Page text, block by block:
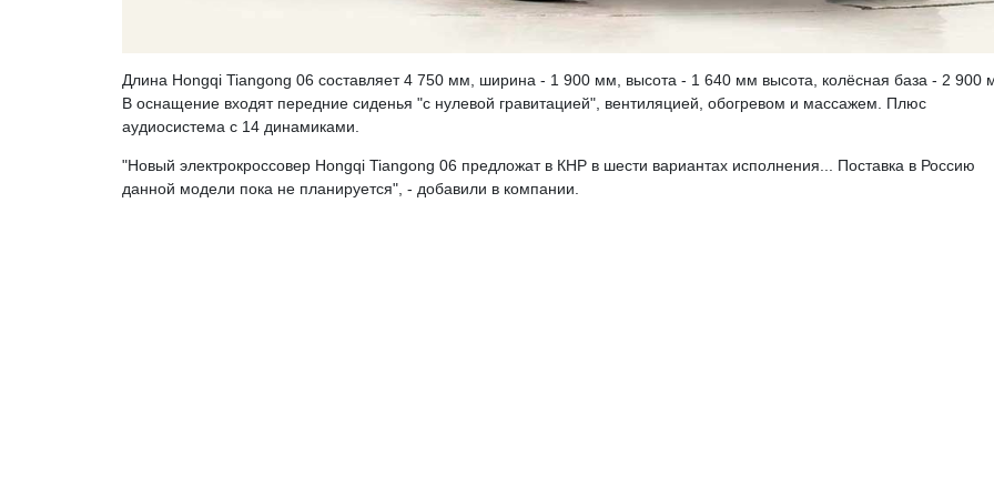
Длина Hongqi Tiangong 06 составляет 4 750 мм, ширина - 1 900 мм, высота - 1 640 мм высота, колёсная база - 2 900
В оснащение входят передние сиденья "с нулевой гравитацией", вентиляцией, обогревом и массажем. Плюс
аудиосистема с 14 динамиками.
"Новый электрокроссовер Hongqi Tiangong 06 предложат в КНР в шести вариантах исполнения... Поставка в Россию
данной модели пока не планируется", - добавили в компании.